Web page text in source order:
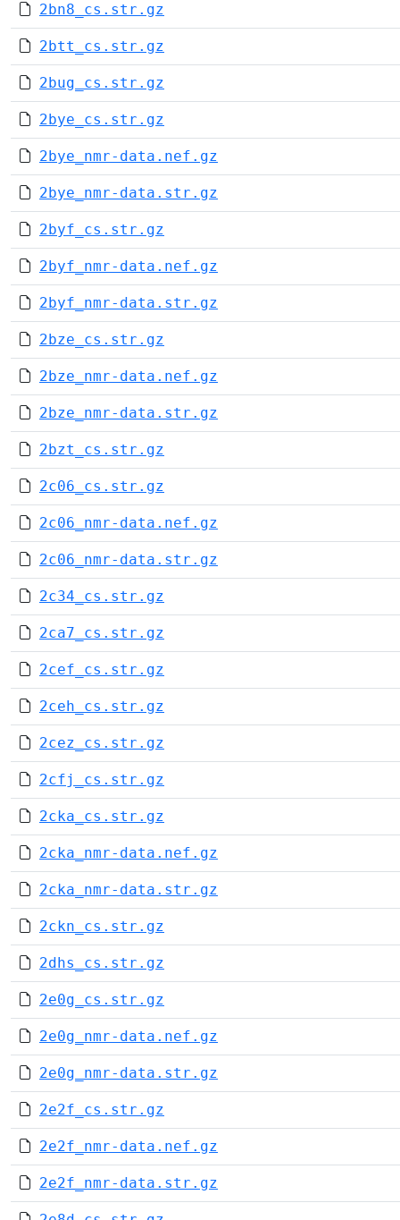
2bn8_cs.str.gz
2btt_cs.str.gz
2bug_cs.str.gz
2bye_cs.str.gz
2bye_nmr-data.nef.gz
2bye_nmr-data.str.gz
2byf_cs.str.gz
2byf_nmr-data.nef.gz
2byf_nmr-data.str.gz
2bze_cs.str.gz
2bze_nmr-data.nef.gz
2bze_nmr-data.str.gz
2bzt_cs.str.gz
2c06_cs.str.gz
2c06_nmr-data.nef.gz
2c06_nmr-data.str.gz
2c34_cs.str.gz
2ca7_cs.str.gz
2cef_cs.str.gz
2ceh_cs.str.gz
2cez_cs.str.gz
2cfj_cs.str.gz
2cka_cs.str.gz
2cka_nmr-data.nef.gz
2cka_nmr-data.str.gz
2ckn_cs.str.gz
2dhs_cs.str.gz
2e0g_cs.str.gz
2e0g_nmr-data.nef.gz
2e0g_nmr-data.str.gz
2e2f_cs.str.gz
2e2f_nmr-data.nef.gz
2e2f_nmr-data.str.gz